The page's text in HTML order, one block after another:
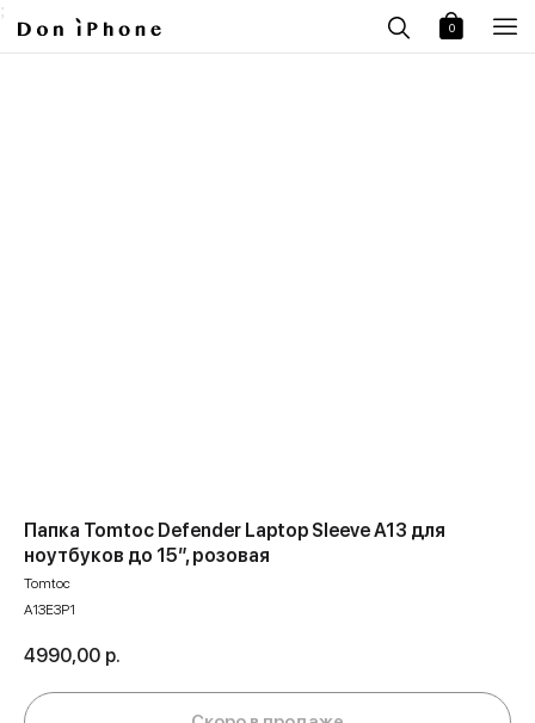
;
0
Папка Tomtoc Defender Laptop Sleeve A13 для
ноутбуков до 15”, розовая
Tomtoc
A13E3P1
4990,00 р.